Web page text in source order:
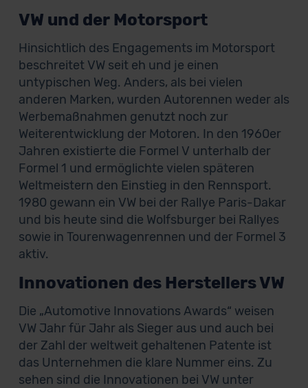
VW und der Motorsport
Hinsichtlich des Engagements im Motorsport
beschreitet VW seit eh und je einen
untypischen Weg. Anders, als bei vielen
anderen Marken, wurden Autorennen weder als
Werbemaßnahmen genutzt noch zur
Weiterentwicklung der Motoren. In den 1960er
Jahren existierte die Formel V unterhalb der
Formel 1 und ermöglichte vielen späteren
Weltmeistern den Einstieg in den Rennsport.
1980 gewann ein VW bei der Rallye Paris-Dakar
und bis heute sind die Wolfsburger bei Rallyes
sowie in Tourenwagenrennen und der Formel 3
aktiv.
Innovationen des Herstellers VW
Die „Automotive Innovations Awards“ weisen
VW Jahr für Jahr als Sieger aus und auch bei
der Zahl der weltweit gehaltenen Patente ist
das Unternehmen die klare Nummer eins. Zu
sehen sind die Innovationen bei VW unter